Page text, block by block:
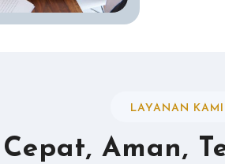
LAYANAN KAMI
Cepat, Aman,